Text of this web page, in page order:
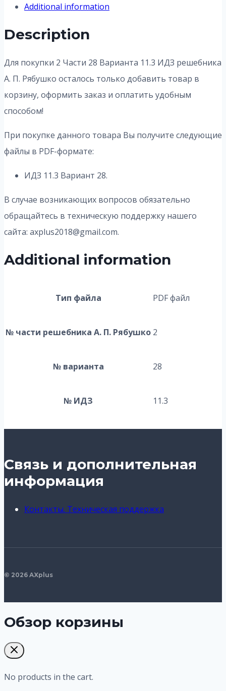
Additional information
Description
Для покупки 2 Части 28 Варианта 11.3 ИДЗ решебника
А. П. Рябушко осталось только добавить товар в
корзину, оформить заказ и оплатить удобным
способом!
При покупке данного товара Вы получите следующие
файлы в PDF-формате:
ИДЗ 11.3 Вариант 28.
В случае возникающих вопросов обязательно
обращайтесь в техническую поддержку нашего
сайта: axplus2018@gmail.com.
Additional information
Тип файла PDF файл
№ части решебника А. П. Рябушко 2
№ варианта 28
№ ИДЗ 11.3
Связь и дополнительная
информация
Контакты. Техническая поддержка
© 2026 AXplus
Обзор корзины
No products in the cart.